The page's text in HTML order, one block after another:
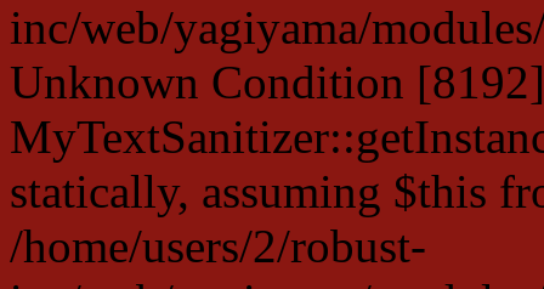
inc/web/yagiyama/
Unknown Condition
statically, assuming $this
/home/users/2/robust-